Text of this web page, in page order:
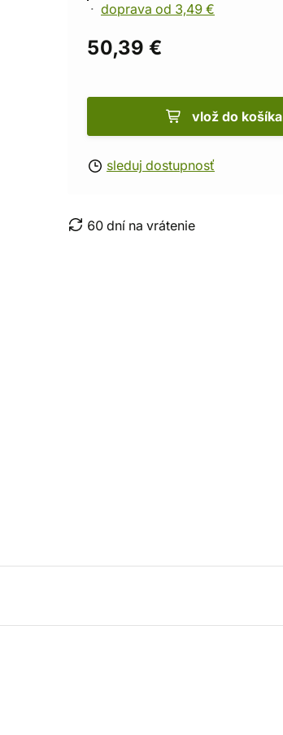
doprava od 3,49 €
50,39 €
vlož do košíka
sleduj dostupnosť
60 dní na vrátenie